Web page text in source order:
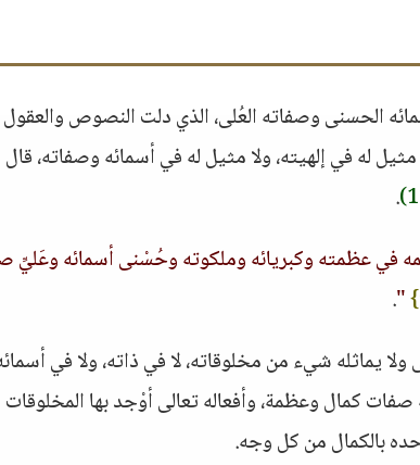
الحسنى وصفاته العُلى، الذي دلت النصوص
له في إلهيته، ولا مثيل له في أسمائه وصفاته، قال
.
في عظمته وكبريائه وملكوته وحُسْنى أسمائه وعَليِّ
"
.
يماثله شيء من مخلوقاته، لا في ذاته، ولا في
كمال وعظمة، وأفعاله تعالى أوْجد بها المخلوقات
بالكمال من كل وجه.